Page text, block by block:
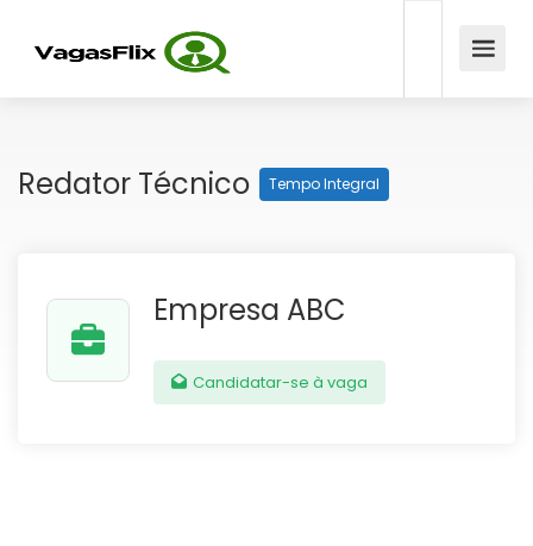
Redator Técnico Tempo Integral
Empresa ABC
Candidatar-se à vaga